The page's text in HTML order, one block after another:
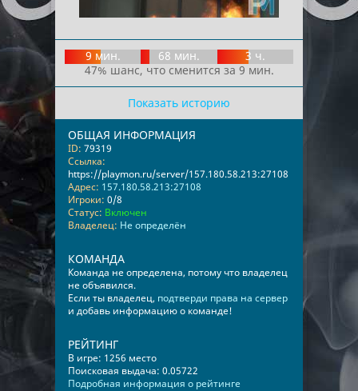
9 мин. 68 мин.
3 ч.
47% шанс, что сменится за 9 мин.
Показать историю
ОБЩАЯ ИНФОРМАЦИЯ
ID: 79319
Ссылка:
https://playmon.ru/server/157.180.58.213:27108
Адрес: 157.180.58.213:27108
Игроки: 0/8
Статус: Включен
Владелец: Не определён
КОМАНДА
Команда не определена, потому что владелец
не объявился.
Если ты владелец, подтверди права на сервер
и добавь информацию о команде!
РЕЙТИНГ
В игре: 1256 место
Поисковая выдача: 0.05722
Подробная информация о рейтинге